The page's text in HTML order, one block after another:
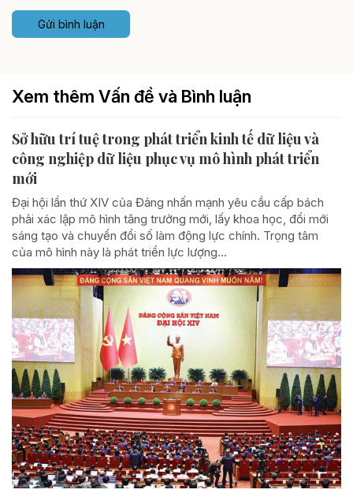
Gửi bình luận
Xem thêm Vấn đề và Bình luận
Sở hữu trí tuệ trong phát triển kinh tế dữ liệu và
công nghiệp dữ liệu phục vụ mô hình phát triển
mới
Đại hội lần thứ XIV của Đảng nhấn mạnh yêu cầu cấp bách
phải xác lập mô hình tăng trưởng mới, lấy khoa học, đổi mới
sáng tạo và chuyển đổi số làm động lực chính. Trọng tâm
của mô hình này là phát triển lực lượng...